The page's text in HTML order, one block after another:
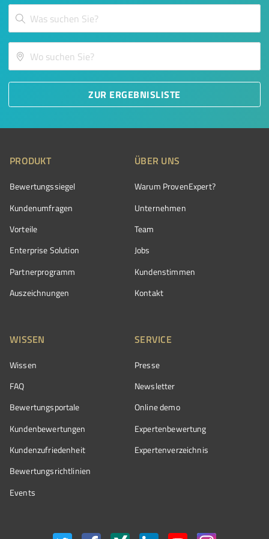
ZUR ERGEBNISLISTE
PRODUKT
Bewertungssiegel
Kundenumfragen
Vorteile
Enterprise Solution
Partnerprogramm
Auszeichnungen
ÜBER UNS
Warum ProvenExpert?
Unternehmen
Team
Jobs
Kundenstimmen
Kontakt
WISSEN
Wissen
FAQ
Bewertungsportale
Kundenbewertungen
Kundenzufriedenheit
Bewertungs­richtlinien
Events
SERVICE
Presse
Newsletter
Online demo
Expertenbewertung
Expertenverzeichnis